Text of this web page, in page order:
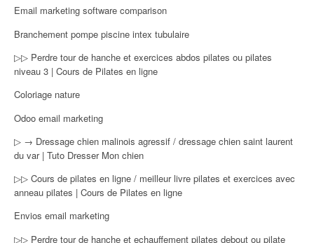
Email marketing software comparison
Branchement pompe piscine intex tubulaire
▷▷ Perdre tour de hanche et exercices abdos pilates ou pilates
niveau 3 | Cours de Pilates en ligne
Coloriage nature
Odoo email marketing
▷ → Dressage chien malinois agressif / dressage chien saint laurent
du var | Tuto Dresser Mon chien
▷▷ Cours de pilates en ligne / meilleur livre pilates et exercices avec
anneau pilates | Cours de Pilates en ligne
Envios email marketing
▷▷ Perdre tour de hanche et echauffement pilates debout ou pilate